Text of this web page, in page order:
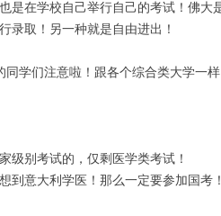
是在学校自己举行自己的考试！佛
录取！另一种就是自由进出！
同学们注意啦！跟各个综合类大学一
级别考试的，仅剩医学类考试！
到意大利学医！那么一定要参加国考